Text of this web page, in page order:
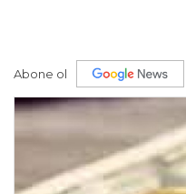
Abone ol